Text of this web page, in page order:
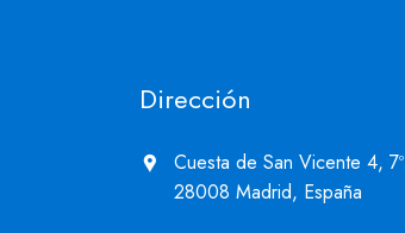
Dirección
Cuesta de San Vicente 4, 7º
28008 Madrid, España